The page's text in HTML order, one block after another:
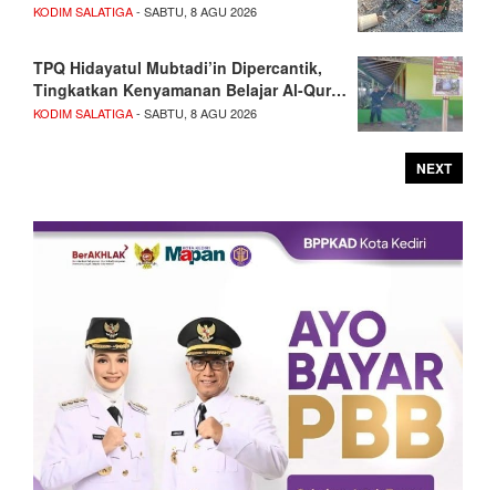
KODIM SALATIGA- SABTU, 8 AGU 2026
TPQ Hidayatul Mubtadi’in Dipercantik,
Tingkatkan Kenyamanan Belajar Al-Qur…
KODIM SALATIGA- SABTU, 8 AGU 2026
NEXT